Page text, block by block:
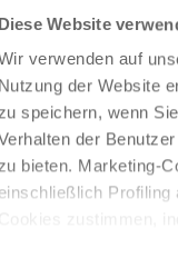
Diese Website
verwenden auf
Nutzung der Website
zu speichern, wenn
der
zu bieten. Marketing-
einschließlich Profiling
Restaurant, in
eine stilvolle
eignet